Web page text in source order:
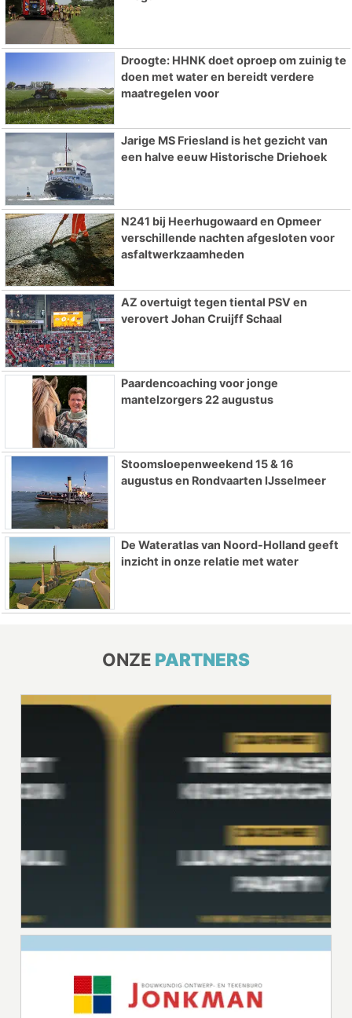
Droogte: HHNK doet oproep om zuinig te
doen met water en bereidt verdere
maatregelen voor
Jarige MS Friesland is het gezicht van
een halve eeuw Historische Driehoek
N241 bij Heerhugowaard en Opmeer
verschillende nachten afgesloten voor
asfaltwerkzaamheden
AZ overtuigt tegen tiental PSV en
verovert Johan Cruijff Schaal
Paardencoaching voor jonge
mantelzorgers 22 augustus
Stoomsloepenweekend 15 & 16
augustus en Rondvaarten IJsselmeer
De Wateratlas van Noord-Holland geeft
inzicht in onze relatie met water
ONZE PARTNERS